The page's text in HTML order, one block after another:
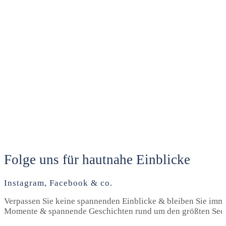
Folge uns für hautnahe Einblicke
Instagram, Facebook & co.
Verpassen Sie keine spannenden Einblicke & bleiben Sie
Momente & spannende Geschichten rund um den größten See